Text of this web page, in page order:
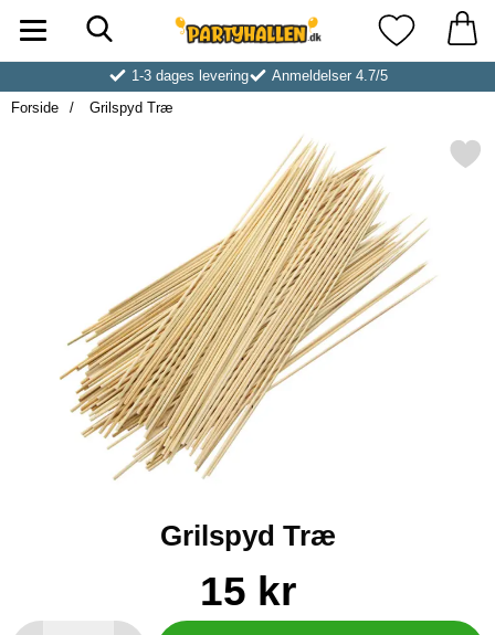
Startside for Partyhallen AB Mine
1-3 dages levering
Anmeldelser 4.7/5
Forside
Grilspyd Træ
Markér grilspyd
Grilspyd Træ
pris
15 kr